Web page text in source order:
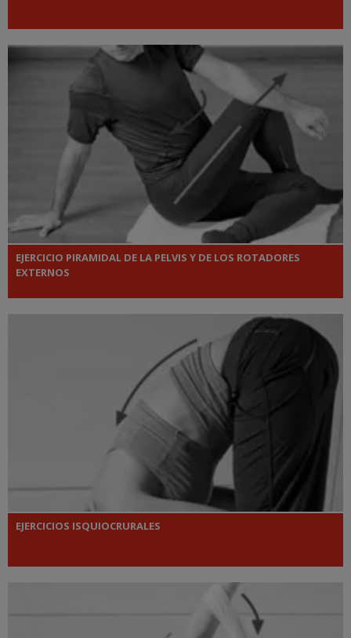
EJERCICIO PIRAMIDAL DE LA PELVIS Y DE LOS ROTADORES
EXTERNOS
EJERCICIOS ISQUIOCRURALES